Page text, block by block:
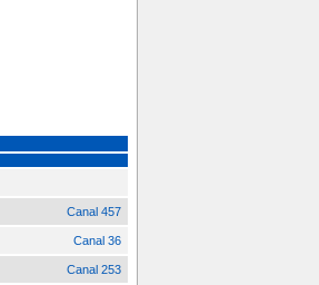
Canal 457
Canal 36
Canal 253